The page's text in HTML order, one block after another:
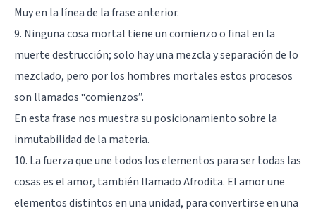
Muy en la línea de la frase anterior.
9. Ninguna cosa mortal tiene un comienzo o final en la
muerte destrucción; solo hay una mezcla y separación de lo
mezclado, pero por los hombres mortales estos procesos
son llamados “comienzos”.
En esta frase nos muestra su posicionamiento sobre la
inmutabilidad de la materia.
10. La fuerza que une todos los elementos para ser todas las
cosas es el amor, también llamado Afrodita. El amor une
elementos distintos en una unidad, para convertirse en una